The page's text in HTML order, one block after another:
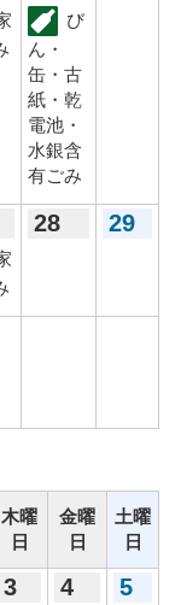
び
ん・
缶・古
紙・乾
電池・
水銀含
有ごみ
28 29
木曜
日
金曜
日
土曜
日
3 4 5